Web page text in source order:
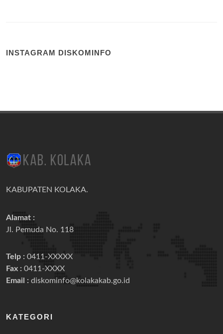
INSTAGRAM DISKOMINFO
KABUPATEN KOLAKA.
Alamat :
Jl. Pemuda No. 118
Telp : 0411-XXXXX
Fax : 0411-XXXX
Email : diskominfo@kolakakab.go.id
KATEGORI